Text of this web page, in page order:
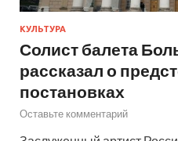
КУЛЬТУРА
Солист балета
рассказал о
постановках
Оставьте комментарий